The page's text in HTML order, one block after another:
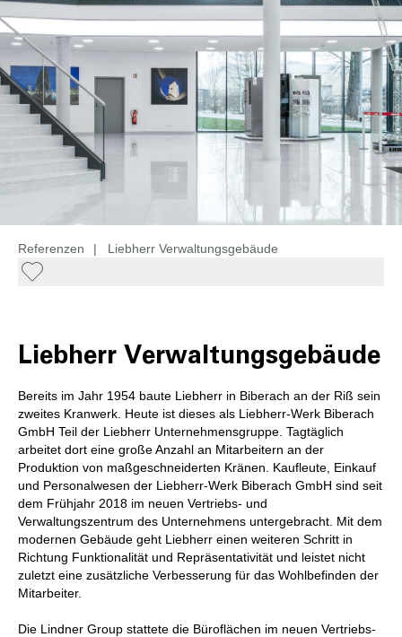
Referenzen | Liebherr Verwaltungsgebäude
Liebherr Verwaltungsgebäude
Bereits im Jahr 1954 baute Liebherr in Biberach an der Riß sein
zweites Kranwerk. Heute ist dieses als Liebherr-Werk Biberach
GmbH Teil der Liebherr Unternehmensgruppe. Tagtäglich
arbeitet dort eine große Anzahl an Mitarbeitern an der
Produktion von maßgeschneiderten Kränen. Kaufleute, Einkauf
und Personalwesen der Liebherr-Werk Biberach GmbH sind seit
dem Frühjahr 2018 im neuen Vertriebs- und
Verwaltungszentrum des Unternehmens untergebracht. Mit dem
modernen Gebäude geht Liebherr einen weiteren Schritt in
Richtung Funktionalität und Repräsentativität und leistet nicht
zuletzt eine zusätzliche Verbesserung für das Wohlbefinden der
Mitarbeiter.
Die Lindner Group stattete die Büroflächen im neuen Vertriebs-